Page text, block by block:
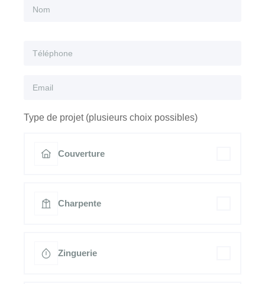
Type de projet (plusieurs choix possibles)
Couverture
Charpente
Zinguerie